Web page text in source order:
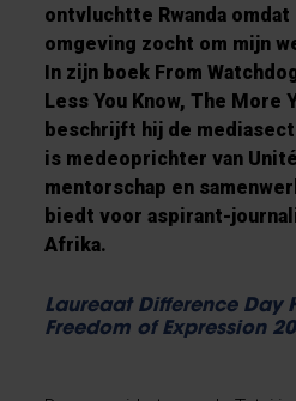
ontvluchtte Rwanda
omgeving zocht om mijn
In zijn boek From
Less You Know, The More
beschrijft hij de
is medeoprichter van
mentorschap en
biedt voor aspirant-
Afrika.
Laureaat Difference Day
Freedom of Expression